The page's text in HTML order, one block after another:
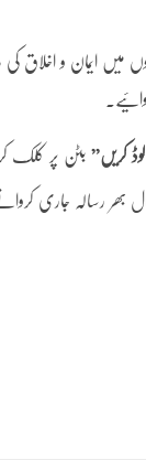
میں ایمان و
کریں” بٹن پر کلک
بھر رسالہ جاری